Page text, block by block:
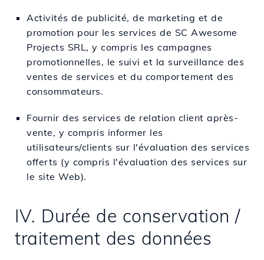
Activités de publicité, de marketing et de
promotion pour les services de SC Awesome
Projects SRL, y compris les campagnes
promotionnelles, le suivi et la surveillance des
ventes de services et du comportement des
consommateurs.
Fournir des services de relation client après-
vente, y compris informer les
utilisateurs/clients sur l'évaluation des services
offerts (y compris l'évaluation des services sur
le site Web).
IV. Durée de conservation /
traitement des données